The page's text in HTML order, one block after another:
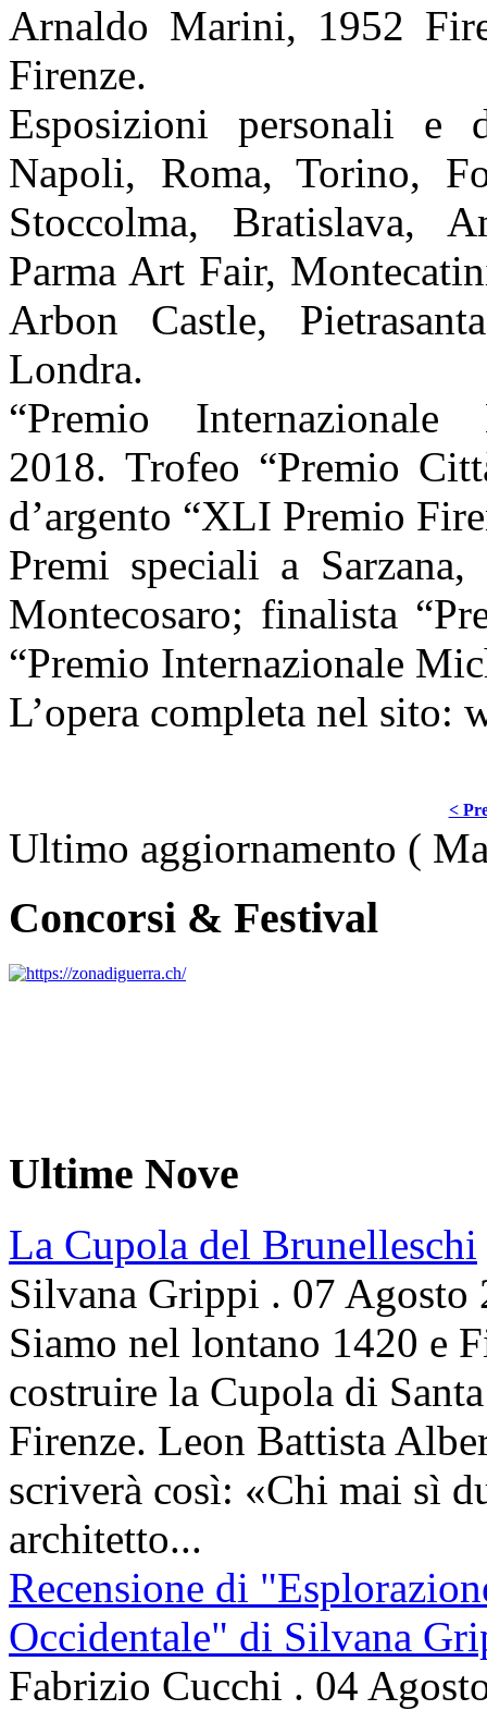
Arnaldo Marini, 1952
Firenze.
Esposizioni personali
Napoli, Roma, Torino,
Stoccolma, Bratislava,
Parma Art Fair,
Arbon Castle,
Londra.
“Premio
2018. Trofeo “Premio
d’argento “XLI Premio
Premi speciali a
Montecosaro; finalista
“Premio Internazionale
L’opera completa nel sito:
<
Ultimo aggiornamento (
Concorsi & Festival
Ultime Nove
La Cupola del Brunelleschi
Silvana Grippi . 07 Agosto
Siamo nel lontano 1420 e
costruire la Cupola di
Firenze. Leon Battista
scriverà così: «Chi mai sì
architetto...
Recensione di
Occidentale" di Silvana
Fabrizio Cucchi . 04